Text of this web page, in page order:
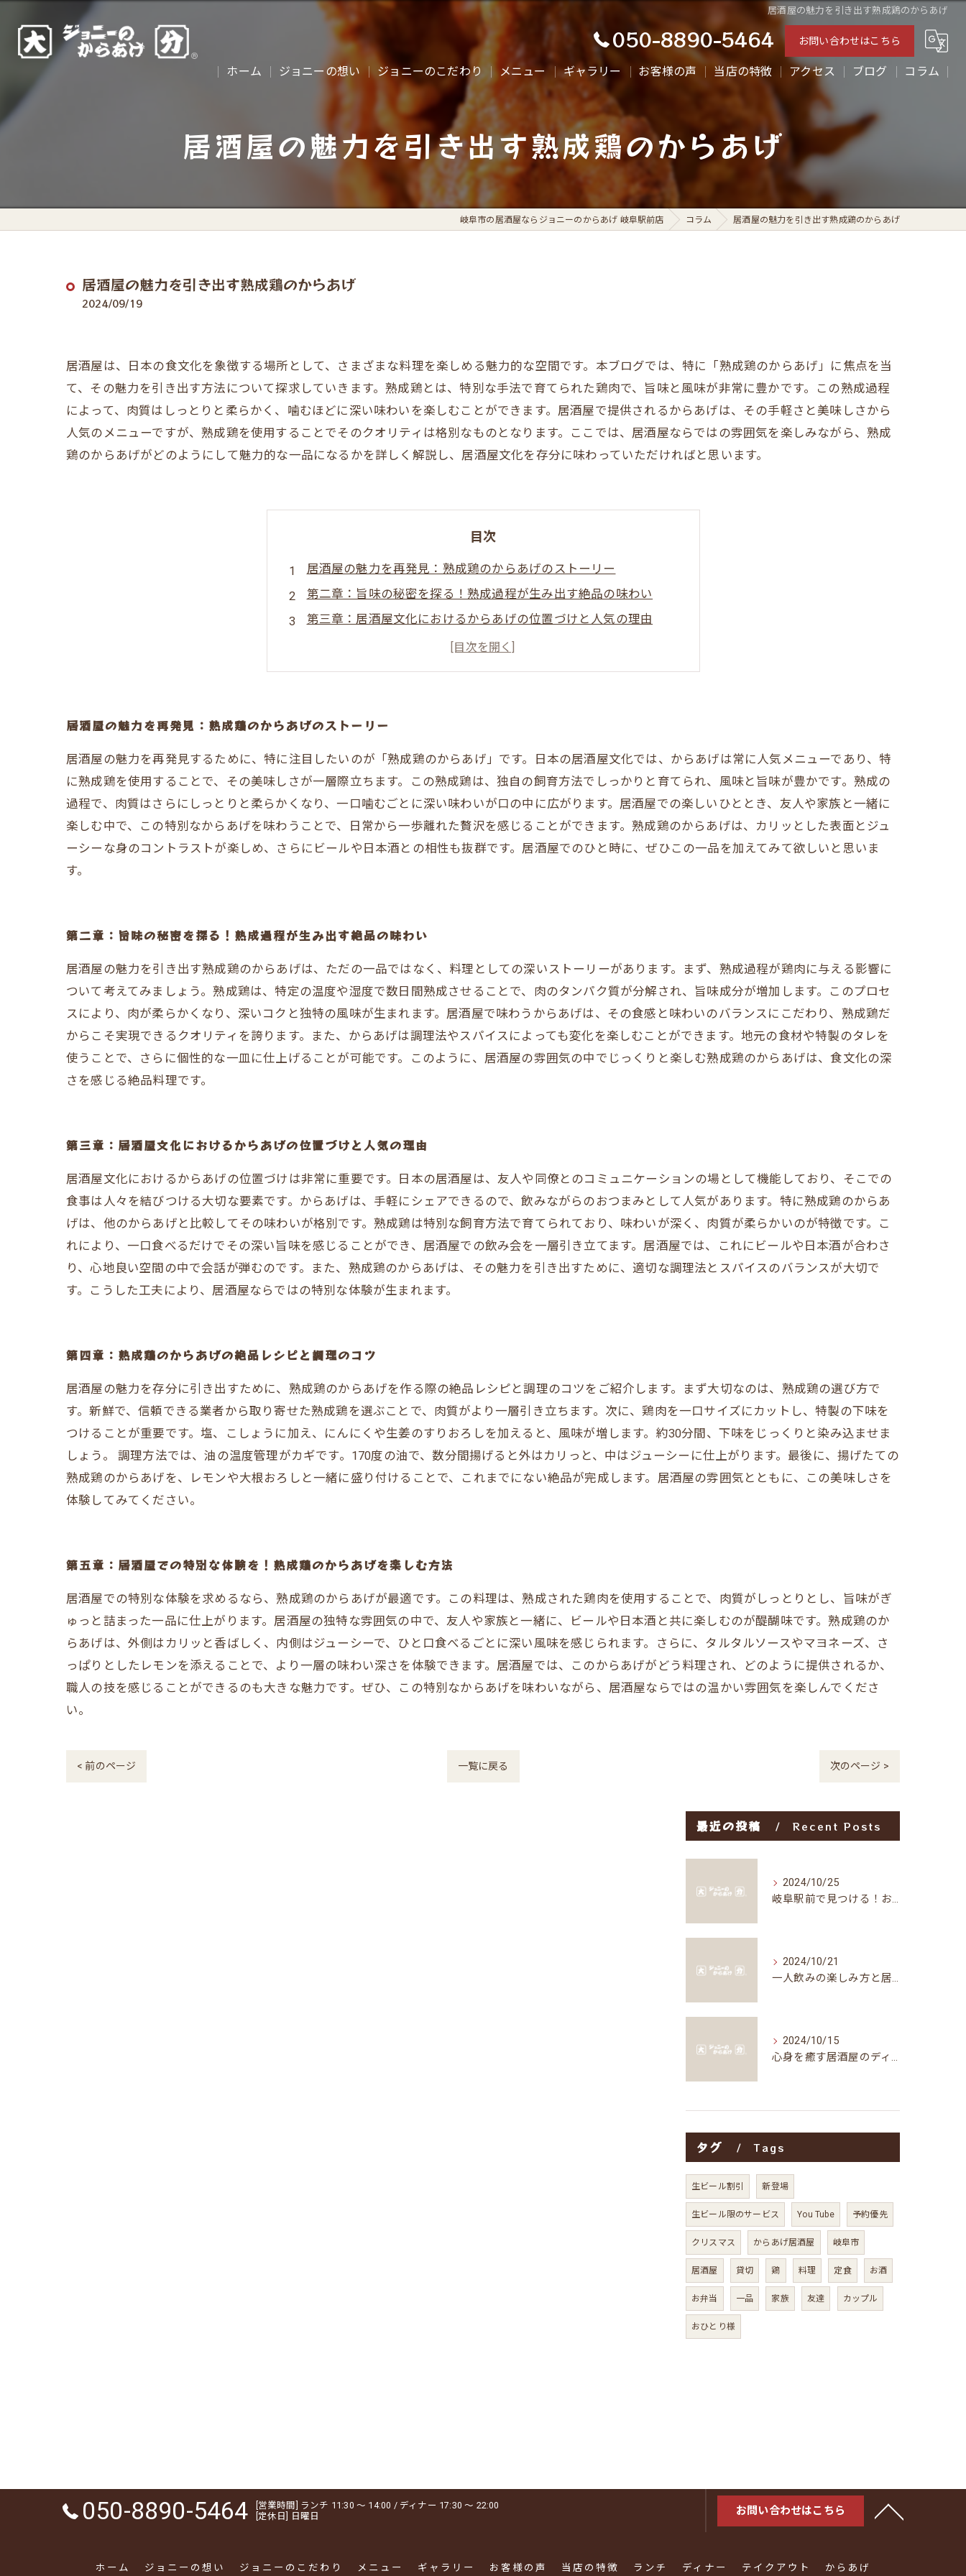
居酒屋の魅力を引き出す熟成鶏のからあげ
050-8890-5464 お問い合わせはこちら
ホーム ジョニーの想い ジョニーのこだわり メニュー ギャラリー お客様の声 当店の特徴
ディナー
テイクアウト
からあげ
アクセス ブログ コラム
居酒屋の魅力を引き出す熟成鶏のからあげ
岐阜市の居酒屋ならジョニーのからあげ 岐阜駅前店 コラム 居酒屋の魅力を引き出す熟成鶏のからあげ
居酒屋の魅力を引き出す熟成鶏のからあげ
2024/09/19
居酒屋は、日本の食文化を象徴する場所として、さまざまな料理を楽しめる魅力的な空間です。本ブログでは、特に「熟成鶏のからあげ」に焦点を当
て、その魅力を引き出す方法について探求していきます。熟成鶏とは、特別な手法で育てられた鶏肉で、旨味と風味が非常に豊かです。この熟成過程
によって、肉質はしっとりと柔らかく、噛むほどに深い味わいを楽しむことができます。居酒屋で提供されるからあげは、その手軽さと美味しさから
人気のメニューですが、熟成鶏を使用することでそのクオリティは格別なものとなります。ここでは、居酒屋ならではの雰囲気を楽しみながら、熟成
鶏のからあげがどのようにして魅力的な一品になるかを詳しく解説し、居酒屋文化を存分に味わっていただければと思います。
目次
居酒屋の魅力を再発見：熟成鶏のからあげのストーリー
第二章：旨味の秘密を探る！熟成過程が生み出す絶品の味わい
第三章：居酒屋文化におけるからあげの位置づけと人気の理由
第四章：熟成鶏のからあげの絶品レシピと調理のコツ
第五章：居酒屋での特別な体験を！熟成鶏のからあげを楽しむ方法
居酒屋の魅力を再発見：熟成鶏のからあげのストーリー
居酒屋の魅力を再発見するために、特に注目したいのが「熟成鶏のからあげ」です。日本の居酒屋文化では、からあげは常に人気メニューであり、特
に熟成鶏を使用することで、その美味しさが一層際立ちます。この熟成鶏は、独自の飼育方法でしっかりと育てられ、風味と旨味が豊かです。熟成の
過程で、肉質はさらにしっとりと柔らかくなり、一口噛むごとに深い味わいが口の中に広がります。居酒屋での楽しいひととき、友人や家族と一緒に
楽しむ中で、この特別なからあげを味わうことで、日常から一歩離れた贅沢を感じることができます。熟成鶏のからあげは、カリッとした表面とジュ
ーシーな身のコントラストが楽しめ、さらにビールや日本酒との相性も抜群です。居酒屋でのひと時に、ぜひこの一品を加えてみて欲しいと思いま
す。
第二章：旨味の秘密を探る！熟成過程が生み出す絶品の味わい
居酒屋の魅力を引き出す熟成鶏のからあげは、ただの一品ではなく、料理としての深いストーリーがあります。まず、熟成過程が鶏肉に与える影響に
ついて考えてみましょう。熟成鶏は、特定の温度や湿度で数日間熟成させることで、肉のタンパク質が分解され、旨味成分が増加します。このプロセ
スにより、肉が柔らかくなり、深いコクと独特の風味が生まれます。居酒屋で味わうからあげは、その食感と味わいのバランスにこだわり、熟成鶏だ
からこそ実現できるクオリティを誇ります。また、からあげは調理法やスパイスによっても変化を楽しむことができます。地元の食材や特製のタレを
使うことで、さらに個性的な一皿に仕上げることが可能です。このように、居酒屋の雰囲気の中でじっくりと楽しむ熟成鶏のからあげは、食文化の深
さを感じる絶品料理です。
第三章：居酒屋文化におけるからあげの位置づけと人気の理由
居酒屋文化におけるからあげの位置づけは非常に重要です。日本の居酒屋は、友人や同僚とのコミュニケーションの場として機能しており、そこでの
食事は人々を結びつける大切な要素です。からあげは、手軽にシェアできるので、飲みながらのおつまみとして人気があります。特に熟成鶏のからあ
げは、他のからあげと比較してその味わいが格別です。熟成鶏は特別な飼育方法で育てられており、味わいが深く、肉質が柔らかいのが特徴です。こ
れにより、一口食べるだけでその深い旨味を感じることができ、居酒屋での飲み会を一層引き立てます。居酒屋では、これにビールや日本酒が合わさ
り、心地良い空間の中で会話が弾むのです。また、熟成鶏のからあげは、その魅力を引き出すために、適切な調理法とスパイスのバランスが大切で
す。こうした工夫により、居酒屋ならではの特別な体験が生まれます。
第四章：熟成鶏のからあげの絶品レシピと調理のコツ
居酒屋の魅力を存分に引き出すために、熟成鶏のからあげを作る際の絶品レシピと調理のコツをご紹介します。まず大切なのは、熟成鶏の選び方で
す。新鮮で、信頼できる業者から取り寄せた熟成鶏を選ぶことで、肉質がより一層引き立ちます。次に、鶏肉を一口サイズにカットし、特製の下味を
つけることが重要です。塩、こしょうに加え、にんにくや生姜のすりおろしを加えると、風味が増します。約30分間、下味をじっくりと染み込ませま
しょう。 調理方法では、油の温度管理がカギです。170度の油で、数分間揚げると外はカリっと、中はジューシーに仕上がります。最後に、揚げたての
熟成鶏のからあげを、レモンや大根おろしと一緒に盛り付けることで、これまでにない絶品が完成します。居酒屋の雰囲気とともに、この美味しさを
体験してみてください。
第五章：居酒屋での特別な体験を！熟成鶏のからあげを楽しむ方法
居酒屋での特別な体験を求めるなら、熟成鶏のからあげが最適です。この料理は、熟成された鶏肉を使用することで、肉質がしっとりとし、旨味がぎ
ゅっと詰まった一品に仕上がります。居酒屋の独特な雰囲気の中で、友人や家族と一緒に、ビールや日本酒と共に楽しむのが醍醐味です。熟成鶏のか
らあげは、外側はカリッと香ばしく、内側はジューシーで、ひと口食べるごとに深い風味を感じられます。さらに、タルタルソースやマヨネーズ、さ
っぱりとしたレモンを添えることで、より一層の味わい深さを体験できます。居酒屋では、このからあげがどう料理され、どのように提供されるか、
職人の技を感じることができるのも大きな魅力です。ぜひ、この特別なからあげを味わいながら、居酒屋ならではの温かい雰囲気を楽しんでくださ
い。
< 前のページ 一覧に戻る 次のページ >
最近の投稿 Recent Posts
2024/10/25
岐阜駅前で見つける！お得な居酒屋で味わう絶品グルメ
2024/10/21
一人飲みの楽しみ方と居酒屋の魅力
2024/10/15
心身を癒す居酒屋のディナータイムの楽しみ方
タグ Tags
生ビール割引 新登場
生ビール限のサービス You Tube 予約優先
クリスマス からあげ居酒屋 岐阜市
居酒屋 貸切 鶏 料理 定食 お酒
お弁当 一品 家族 友達 カップル
おひとり様
050-8890-5464
[営業時間] ランチ 11:30 ～ 14:00 / ディナー 17:30 ～ 22:00
[定休日] 日曜日
お問い合わせはこちら
ホーム ジョニーの想い ジョニーのこだわり メニュー ギャラリー お客様の声 当店の特徴 ランチ ディナー テイクアウト からあげ